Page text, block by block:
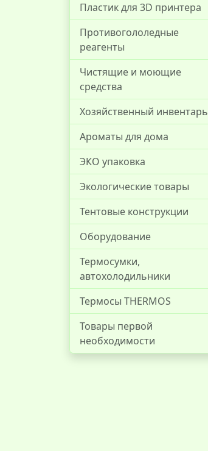
Пластик для 3D принтера
Противогололедные
реагенты
Чистящие и моющие
средства
Хозяйственный инвентарь
Ароматы для дома
ЭКО упаковка
Экологические товары
Тентовые конструкции
Оборудование
Термосумки,
автохолодильники
Термосы THERMOS
Товары первой
необходимости